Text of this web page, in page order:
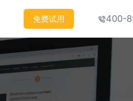
免费试用 400-